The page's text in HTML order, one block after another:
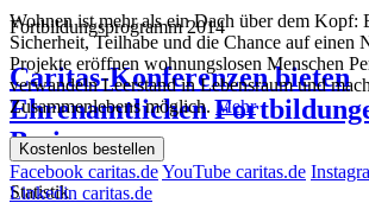
Fortbildungsprogramm 2014
Caritas-Konferenzen bieten
Ehrenamtlichen
Besinnung
Statistik
Wohnen ist mehr als ein Dach über dem Kopf:
Sicherheit, Teilhabe und die Chance auf einen
Projekte eröffnen wohnungslosen Menschen
verwandeln Leerstand in Lebensraum und
Zusammenlebens möglich.Mehr
Kostenlos bestellen
Facebook caritas.deYouTube caritas.de
Linkedin caritas.de